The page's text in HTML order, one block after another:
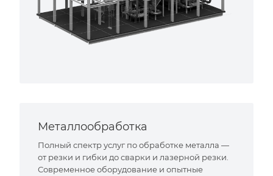
Металлообработка
Полный спектр услуг по обработке металла —
от резки и гибки до сварки и лазерной резки.
Современное оборудование и опытные